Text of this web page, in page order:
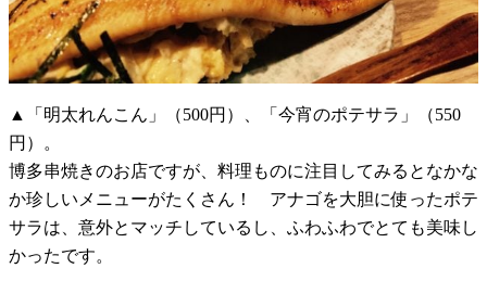
▲「明太れんこん」（500円）、「今宵のポテサラ」（550
円）。
博多串焼きのお店ですが、料理ものに注目してみるとなかな
か珍しいメニューがたくさん！ アナゴを大胆に使ったポテ
サラは、意外とマッチしているし、ふわふわでとても美味し
かったです。